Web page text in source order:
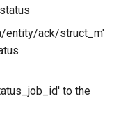
entity/ack/struct_m'
to the